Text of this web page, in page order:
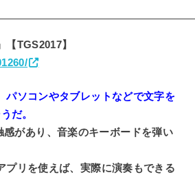
TGS2017】
ソコンやタブレットなどで文字を
だ。
があり、音楽のキーボードを弾い
リを使えば、実際に演奏もできる